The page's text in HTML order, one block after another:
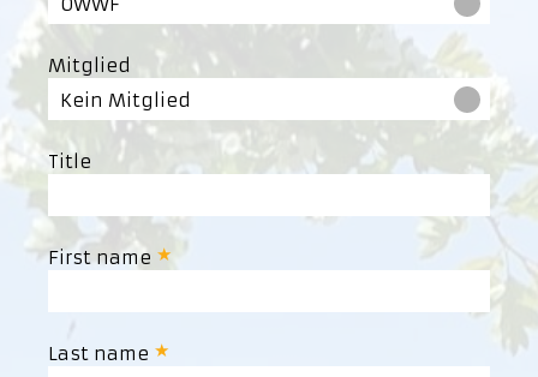
Mitglied
Kein Mitglied
Title
First name
Last name